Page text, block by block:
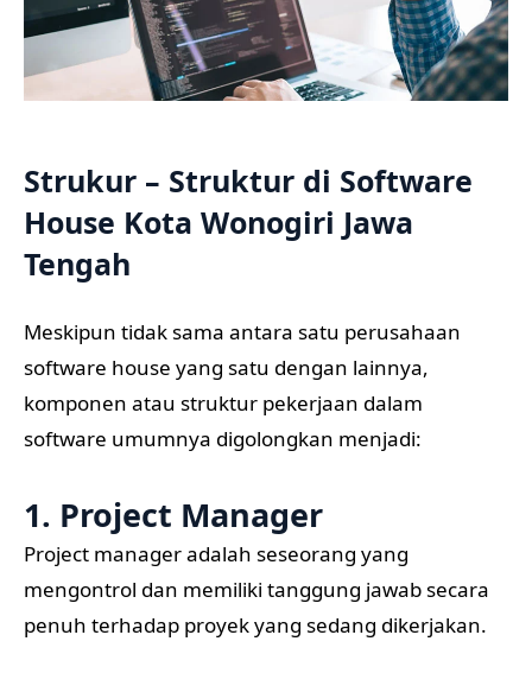
Strukur – Struktur di Software
House Kota Wonogiri Jawa
Tengah
Meskipun tidak sama antara satu perusahaan
software house yang satu dengan lainnya,
komponen atau struktur pekerjaan dalam
software umumnya digolongkan menjadi:
1. Project Manager
Project manager adalah seseorang yang
mengontrol dan memiliki tanggung jawab secara
penuh terhadap proyek yang sedang dikerjakan.